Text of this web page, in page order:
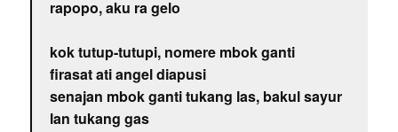
rapopo, aku ra gelo
kok tutup-tutupi, nomere mbok ganti
firasat ati angel diapusi
senajan mbok ganti tukang las, bakul sayur
lan tukang gas